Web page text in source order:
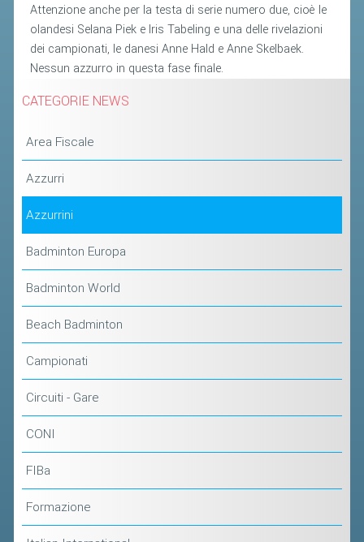
Attenzione anche per la testa di serie numero due, cioè le
olandesi Selana Piek e Iris Tabeling e una delle rivelazioni
dei campionati, le danesi Anne Hald e Anne Skelbaek.
Nessun azzurro in questa fase finale.
CATEGORIE NEWS
Area Fiscale
Azzurri
Azzurrini
Badminton Europa
Badminton World
Beach Badminton
Campionati
Circuiti - Gare
CONI
FIBa
Formazione
CALENDARIO
COMUNICATI
ALBO D'ORO CAMPIONATI ITALIANI
MANIFESTAZIONI SPORTIVE
GARE